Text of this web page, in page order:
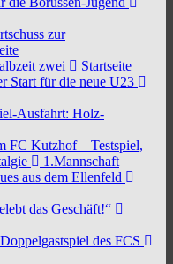
zur
zwei
Startseite
Start für die neue U23
Ausfahrt: Holz-
FC Kutzhof – Testspiel,
1.Mannschaft
aus dem Ellenfeld
das Geschäft!“
des FCS